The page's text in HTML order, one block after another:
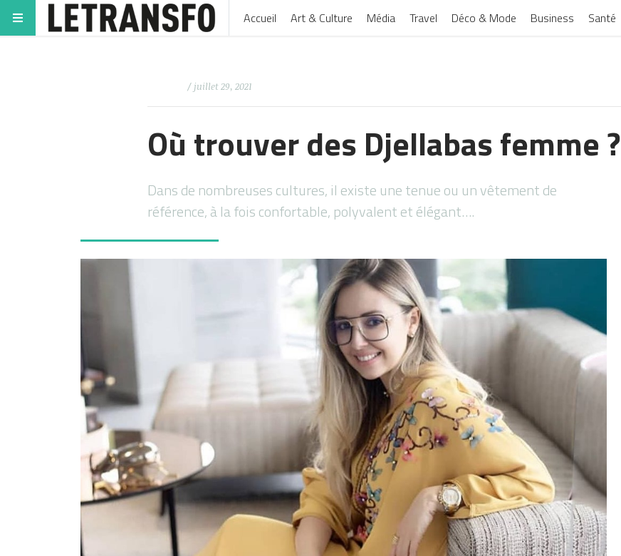
Accueil Art & Culture Média Travel Déco & Mode Business Santé
/ juillet 29, 2021
Où trouver des Djellabas femme ?
Dans de nombreuses cultures, il existe une tenue ou un vêtement de
référence, à la fois confortable, polyvalent et élégant….